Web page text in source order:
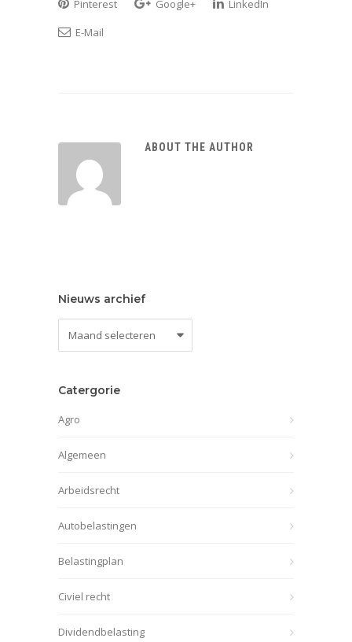
Pinterest Google+
LinkedIn
E-Mail
ABOUT THE AUTHOR
Nieuws archief
Catergorie
Agro
Algemeen
Arbeidsrecht
Autobelastingen
Belastingplan
Civiel recht
Dividendbelasting